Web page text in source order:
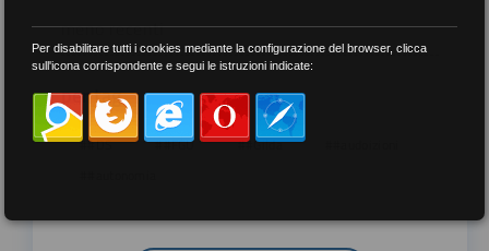
meno recenti
per tag
##DS ##FGU ##Gilda
Per disabilitare tutti i cookies mediante la configurazione del browser, clicca
sull'icona corrispondente e segui le istruzioni indicate: